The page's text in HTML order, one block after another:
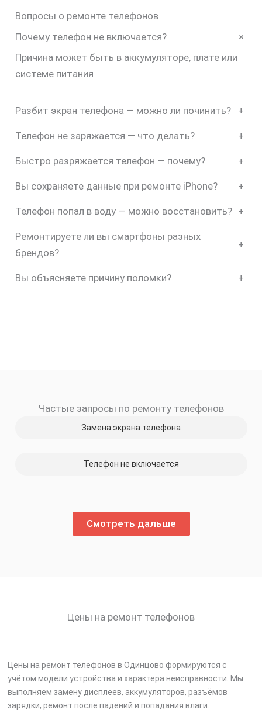
Вопросы о ремонте телефонов
Почему телефон не включается?
+
Причина может быть в аккумуляторе, плате или
системе питания
Разбит экран телефона — можно ли починить? +
Телефон не заряжается — что делать? +
Быстро разряжается телефон — почему? +
Вы сохраняете данные при ремонте iPhone? +
Телефон попал в воду — можно восстановить? +
Ремонтируете ли вы смартфоны разных
брендов?
+
Вы объясняете причину поломки? +
Частые запросы по ремонту телефонов
Замена экрана телефона
Телефон не включается
Смотреть дальше
Цены на ремонт телефонов
Цены на ремонт телефонов в Одинцово формируются с
учётом модели устройства и характера неисправности. Мы
выполняем замену дисплеев, аккумуляторов, разъёмов
зарядки, ремонт после падений и попадания влаги.